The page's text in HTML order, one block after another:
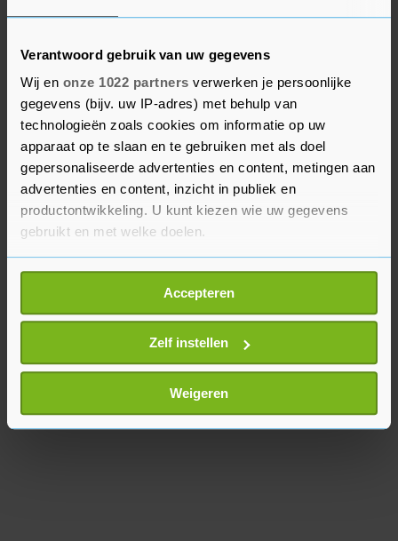
Verantwoord gebruik van uw gegevens
Wij en onze 1022 partners verwerken je persoonlijke
gegevens (bijv. uw IP-adres) met behulp van
technologieën zoals cookies om informatie op uw
apparaat op te slaan en te gebruiken met als doel
gepersonaliseerde advertenties en content, metingen aan
advertenties en content, inzicht in publiek en
productontwikkeling. U kunt kiezen wie uw gegevens
gebruikt en met welke doelen.
Als u het toestaat, willen we ook graag:
Informatie verzamelen over uw geografische
locatie, die tot een paar meter nauwkeurig kan zijn
Uw apparaat identificeren door het actief te
scannen op specifieke eigenschappen (fingerprinting)
Lees meer over hoe uw persoonlijke gegevens worden
verwerkt en stel uw voorkeuren in het
U kunt uw toestemming op elk moment wijzigen of
Accepteren
Zelf instellen
Weigeren
De rechtbank bekijkt nog of publiek tijdens de
aanwezig kan zijn. In verband met de
coronacrisis gelden wat dat betreft strenge
beperkingen. In de zittingzaal zelf kunnen alleen
de rechters, advocaten en officieren van justitie
plaatsnemen, evenals de nabestaanden en hun
advocaten. Ook H. moet acte de présence geven
in de zittingzaal. Mogelijk kunnen enkele zalen
gereserveerd worden voor het publiek, maar
zeker is dat niet. De rechtbank hoopt eind deze
week hierover een beslissing te kunnen nemen.